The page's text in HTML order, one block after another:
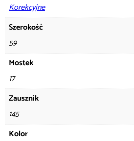
Korekcyjne
Szerokość
59
Mostek
17
Zausznik
145
Kolor